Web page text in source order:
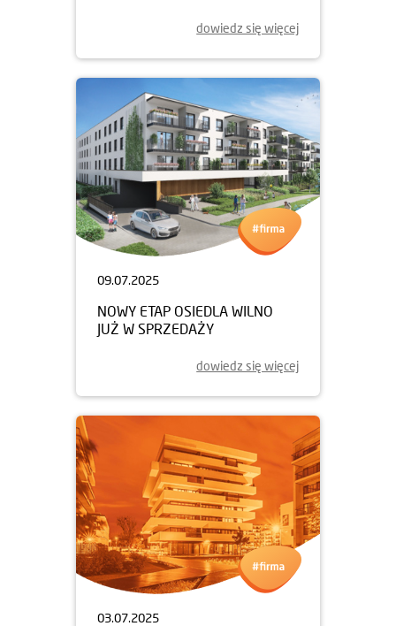
dowiedz się więcej
09.07.2025
NOWY ETAP OSIEDLA WILNO
JUŻ W SPRZEDAŻY
dowiedz się więcej
03.07.2025